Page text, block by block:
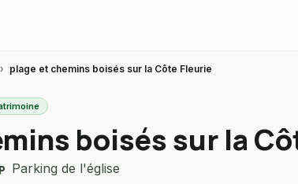
› plage et chemins boisés sur la Côte Fleurie
boisés sur la
local_parking Parking de l'église